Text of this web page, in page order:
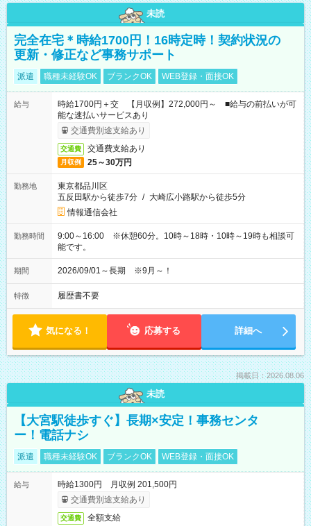
未読
完全在宅＊時給1700円！16時定時！契約状況の
更新・修正など事務サポート
派遣 職種未経験OK ブランクOK WEB登録・面接OK
給与
時給1700円＋交 【月収例】272,000円～ ■給与の前払いが可
能な速払いサービスあり
交通費別途支給あり
交通費 交通費支給あり
月収例 25～30万円
勤務地
東京都品川区
五反田駅から徒歩7分 / 大崎広小路駅から徒歩5分
情報通信会社
勤務時間
9:00～16:00 ※休憩60分。10時～18時・10時～19時も相談可
能です。
期間 2026/09/01～長期 ※9月～！
特徴 履歴書不要
気になる！ 応募する 詳細へ
掲載日：2026.08.06
未読
【大宮駅徒歩すぐ】長期×安定！事務センタ
ー！電話ナシ
派遣 職種未経験OK ブランクOK WEB登録・面接OK
給与
時給1300円 月収例 201,500円
交通費別途支給あり
交通費 全額支給